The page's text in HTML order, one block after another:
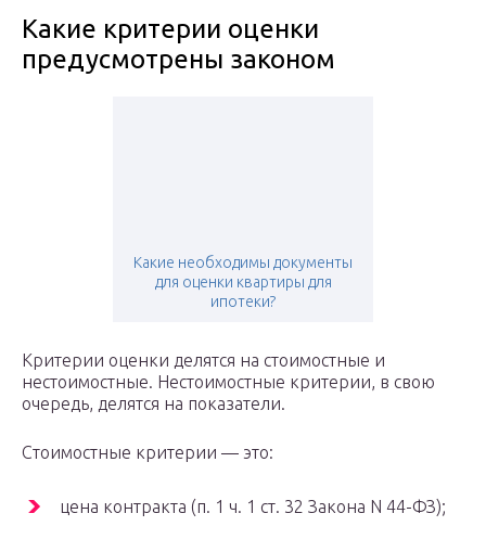
Какие критерии оценки
предусмотрены законом
Какие необходимы документы
для оценки квартиры для
ипотеки?
Критерии оценки делятся на стоимостные и
нестоимостные. Нестоимостные критерии, в свою
очередь, делятся на показатели.
Стоимостные критерии — это:
цена контракта (п. 1 ч. 1 ст. 32 Закона N 44-ФЗ);